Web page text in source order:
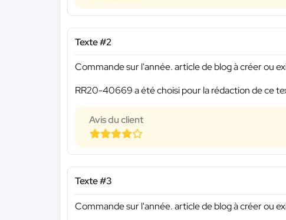
Texte #2
Commande sur l'année. article de blog à créer ou
RR20-40669 a été choisi pour la rédaction de ce
Avis du client
Texte #3
Commande sur l'année. article de blog à créer ou